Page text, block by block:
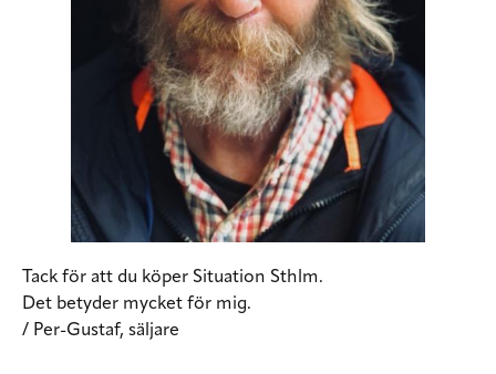
Tack för att du köper Situation Sthlm.
Det betyder mycket för mig.
/ Per-Gustaf, säljare